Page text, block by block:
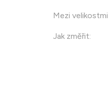
Mezi velikostmi
Jak změřit: